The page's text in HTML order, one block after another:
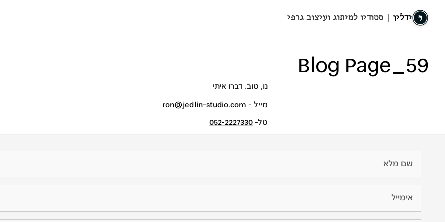
ידלין| סטודיו למיתוג ועיצוב גרפי
Blog Page_59
נו, טוב. דברו איתי
מייל - ron@jedlin-studio.com
טל- 052-2227330